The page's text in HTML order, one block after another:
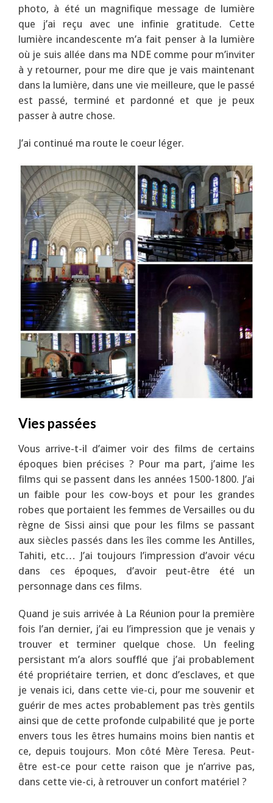
photo, à été un magnifique message de lumière
que j’ai reçu avec une infinie gratitude. Cette
lumière incandescente m’a fait penser à la lumière
où je suis allée dans ma NDE comme pour m’inviter
à y retourner, pour me dire que je vais maintenant
dans la lumière, dans une vie meilleure, que le passé
est passé, terminé et pardonné et que je peux
passer à autre chose.
J’ai continué ma route le coeur léger.
Vies passées
Vous arrive-t-il d’aimer voir des films de certains
époques bien précises ? Pour ma part, j’aime les
films qui se passent dans les années 1500-1800. J’ai
un faible pour les cow-boys et pour les grandes
robes que portaient les femmes de Versailles ou du
règne de Sissi ainsi que pour les films se passant
aux siècles passés dans les îles comme les Antilles,
Tahiti, etc… J’ai toujours l’impression d’avoir vécu
dans ces époques, d’avoir peut-être été un
personnage dans ces films.
Quand je suis arrivée à La Réunion pour la première
fois l’an dernier, j’ai eu l’impression que je venais y
trouver et terminer quelque chose. Un feeling
persistant m’a alors soufflé que j’ai probablement
été propriétaire terrien, et donc d’esclaves, et que
je venais ici, dans cette vie-ci, pour me souvenir et
guérir de mes actes probablement pas très gentils
ainsi que de cette profonde culpabilité que je porte
envers tous les êtres humains moins bien nantis et
ce, depuis toujours. Mon côté Mère Teresa. Peut-
être est-ce pour cette raison que je n’arrive pas,
dans cette vie-ci, à retrouver un confort matériel ?